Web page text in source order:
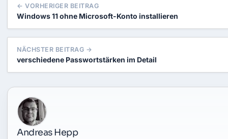
← VORHERIGER BEITRAG
Windows 11 ohne Microsoft-Konto installieren
NÄCHSTER BEITRAG →
verschiedene Passwortstärken im Detail
Andreas Hepp